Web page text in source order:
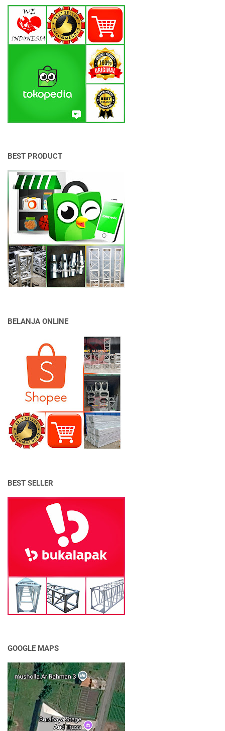
BEST PRODUCT
BELANJA ONLINE
BEST SELLER
GOOGLE MAPS